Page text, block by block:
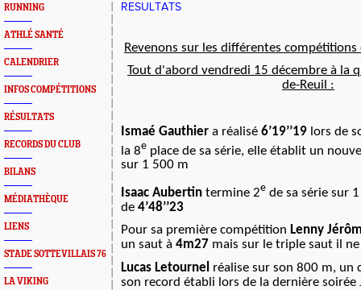
RUNNING
ATHLÉ SANTÉ
CALENDRIER
INFOS COMPÉTITIONS
RÉSULTATS
RECORDS DU CLUB
BILANS
MÉDIATHÈQUE
LIENS
STADE SOTTEVILLAIS 76
LA VIKING
RESULTATS
Revenons sur les différentes
Tout d'abord vendredi 15 décembre à la
de-Reuil :
Ismaé Gauthier a réalisé 6’19’’19 lors de
la 8e place de sa série, elle établit un
sur 1 500 m
Isaac Aubertin termine 2e de sa série sur
de 4’48’’23
Pour sa première compétition Lenny
un saut à 4m27 mais sur le triple saut il
Lucas Letournel réalise sur son 800 m, un
son record établi lors de la dernière soirée